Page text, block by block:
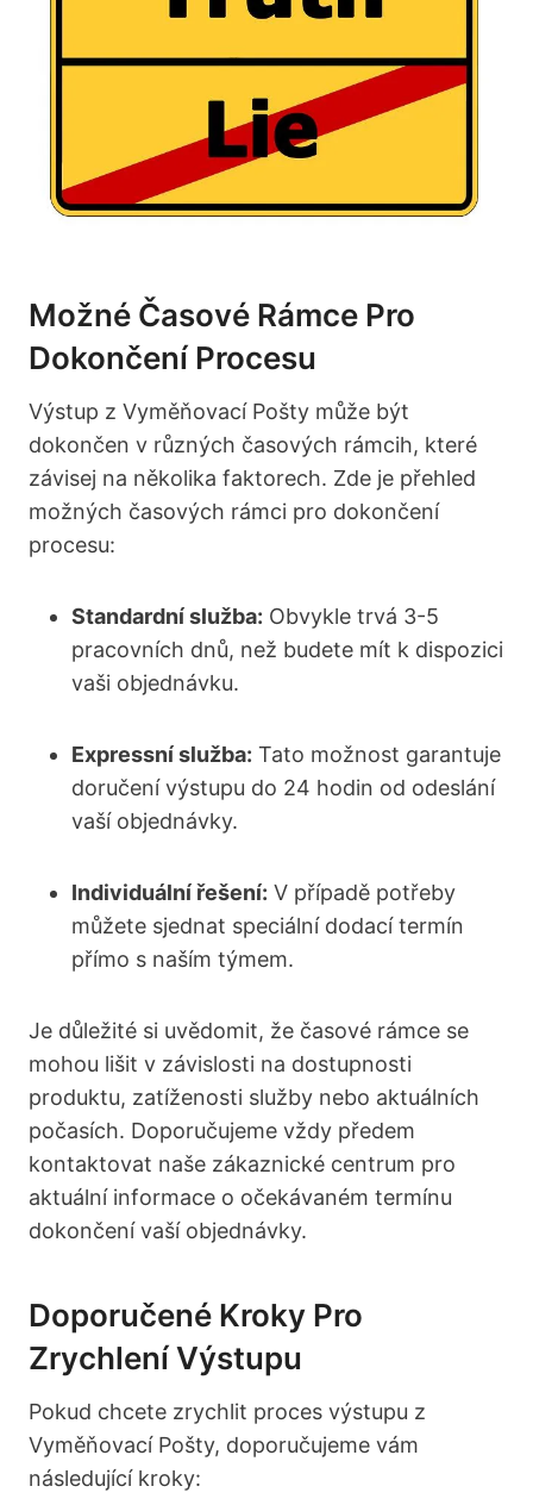
Možné Časové Rámce Pro
Dokončení Procesu
Výstup z Vyměňovací Pošty může být
dokončen v různých časových rámcih, které
závisej na několika faktorech. Zde je přehled
možných časových rámci pro dokončení
procesu:
Standardní služba: Obvykle trvá 3-5
pracovních dnů, než budete mít k dispozici
vaši objednávku.
Expressní služba: Tato možnost garantuje
doručení výstupu do 24 hodin od odeslání
vaší objednávky.
Individuální řešení: V případě potřeby
můžete sjednat speciální dodací termín
přímo s naším týmem.
Je důležité si uvědomit, že časové rámce se
mohou lišit v závislosti na dostupnosti
produktu, zatíženosti služby nebo aktuálních
počasích. Doporučujeme vždy předem
kontaktovat naše zákaznické centrum pro
aktuální informace o očekávaném termínu
dokončení vaší objednávky.
Doporučené Kroky Pro
Zrychlení Výstupu
Pokud chcete zrychlit proces výstupu z
Vyměňovací Pošty, doporučujeme vám
následující kroky: